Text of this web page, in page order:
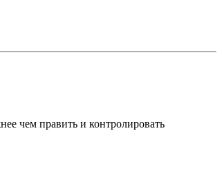
чем править и контролировать